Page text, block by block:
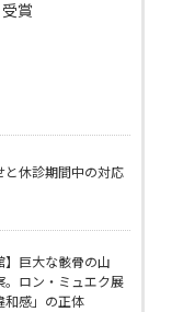
賞
と休診期間中の対応
】巨大な骸骨の山
。ロン・ミュエク展
和感」の正体